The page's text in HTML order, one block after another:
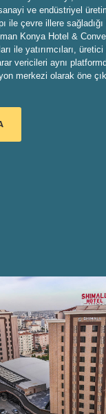
ve endüstriyel
ile çevre illere
Konya Hotel &
ile yatırımcıları, üretici
vericileri aynı
merkezi olarak öne